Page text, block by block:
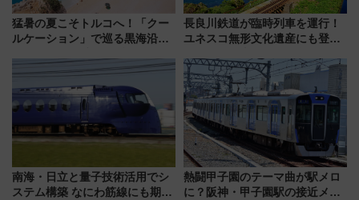
猛暑の夏こそトルコへ！「クー
ルケーション」で巡る黒海沿岸
連検索数が前年比237％増、ナ
ショジオも認める『2026年に訪
れるべき世界の旅先』
長良川鉄道が臨時列車を運行！
ユネスコ無形文化遺産にも登録
に 乗車には予約が必要
南海・日立と量子技術活用でシ
ステム構築 なにわ筋線にも期待
熱闘甲子園のテーマ曲が駅メロ
に？阪神・甲子園駅の接近メロ